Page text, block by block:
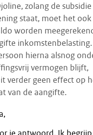
zolang de
staat, moet het ook
worden
inkomstenbelasting.
hierna alsnog
vermogen blijft,
verder geen effect op
van de aangifte.